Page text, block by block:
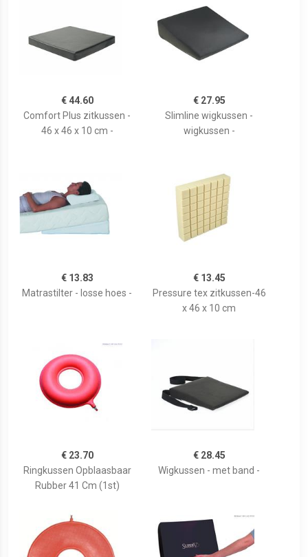
€ 44.60
Comfort Plus zitkussen -
46 x 46 x 10 cm -
€ 27.95
Slimline wigkussen -
wigkussen -
€ 13.83
Matrastilter - losse hoes -
€ 13.45
Pressure tex zitkussen-46
x 46 x 10 cm
€ 23.70
Ringkussen Opblaasbaar
Rubber 41 Cm (1st)
€ 28.45
Wigkussen - met band -